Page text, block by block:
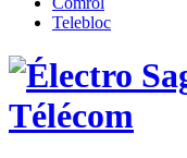
Telebloc